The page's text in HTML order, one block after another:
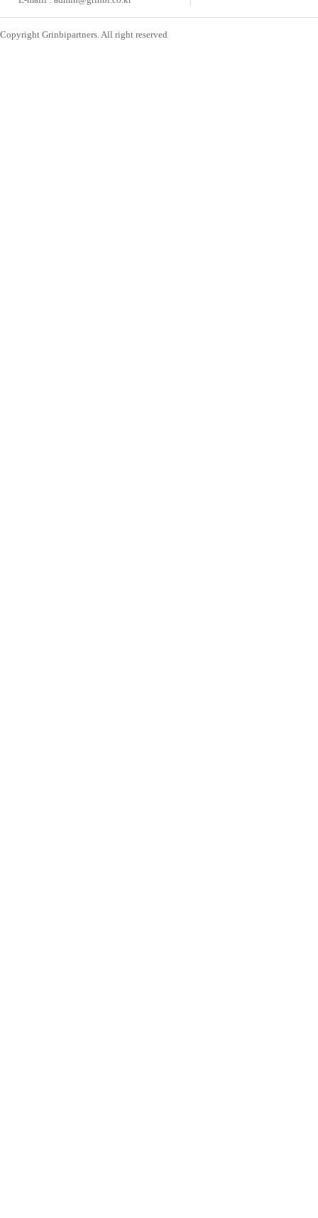
Copyright Grinbipartners. All right reserved